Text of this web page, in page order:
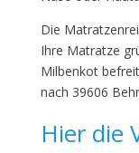
Die
Ihre Matratze
Milbenkot
nach 39606
Hier die